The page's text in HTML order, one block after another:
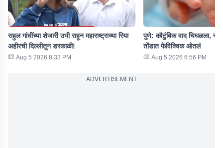
राहुल गांधींच्या शेजारी उभी राहून महाराष्ट्राच्या रिया
अहीरची दिल्लीतून डरकाळी!
Aug 5 2026 8:33 PM
पुणे: कौटुंबिक वाद चिघळला, नऊ
तोंडात फेविक्विक ओतलं
Aug 5 2026 6:56 PM
ADVERTISEMENT